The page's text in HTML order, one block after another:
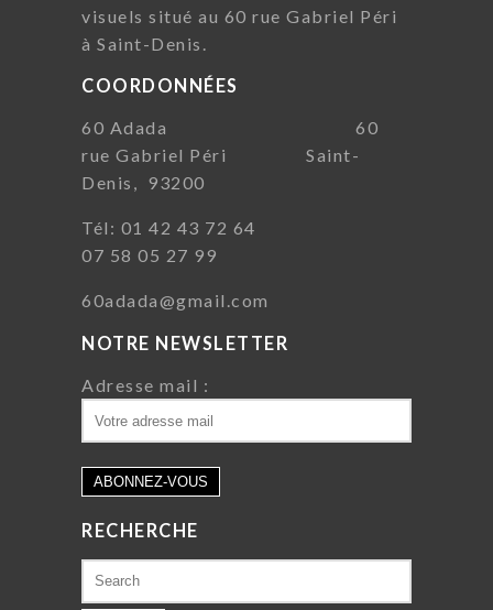
visuels situé au 60 rue Gabriel Péri
à Saint-Denis.
COORDONNÉES
60 Adada 60
rue Gabriel Péri Saint-
Denis, 93200
Tél: 01 42 43 72 64
07 58 05 27 99
60adada@gmail.com
NOTRE NEWSLETTER
Adresse mail :
RECHERCHE
for: